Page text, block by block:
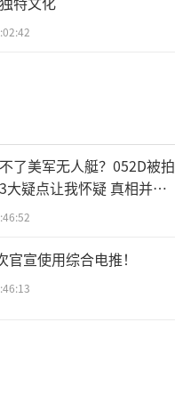
了美军无人艇？052D被拍
大疑点让我怀疑 真相并非
宣使用综合电推！